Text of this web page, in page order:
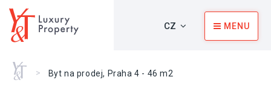
CZ MENU
Home
> Byt na prodej, Praha 4 - 46 m2